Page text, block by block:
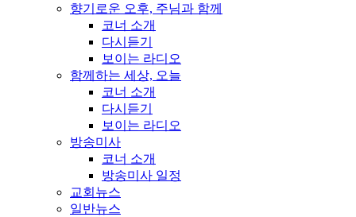
향기로운 오후, 주님과 함께
코너 소개
다시듣기
보이는 라디오
함께하는 세상, 오늘
코너 소개
다시듣기
보이는 라디오
방송미사
코너 소개
방송미사 일정
교회뉴스
일반뉴스